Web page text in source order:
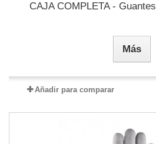
CAJA COMPLETA -
Más
Añadir para comparar